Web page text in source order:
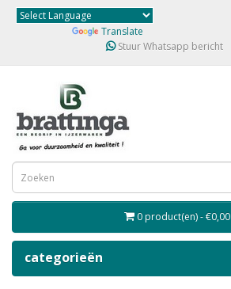
Translate
Stuur Whatsapp bericht
0 product(en) - €0,00
categorieën